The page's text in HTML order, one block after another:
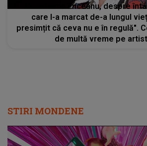
Constantin Enceanu, despre
care l-a marcat de-a lungul
presimțit că ceva nu e în regulă".
de multă vreme pe artist
STIRI MONDENE